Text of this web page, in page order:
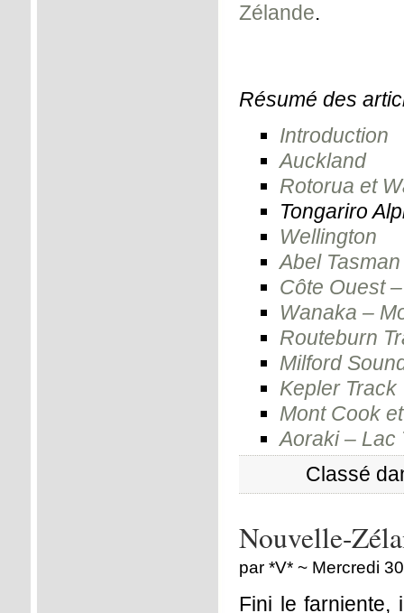
Zélande.
Résumé des
Introduction
Auckland
Rotorua et
Tongariro
Wellington
Abel
Côte Ouest
Wanaka –
Routeburn
Milford
Kepler Track
Mont Cook
Aoraki – Lac
Classé
Nouvelle-
par *V* ~ Mercredi
Fini le farniente,